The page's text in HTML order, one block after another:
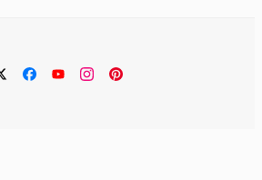
twitterfacebookYoutubeinstagram
Pintarest